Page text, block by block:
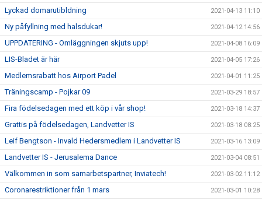
Lyckad domarutibldning 2021-04-13 11:10
Ny påfyllning med halsdukar! 2021-04-12 14:56
UPPDATERING - Omläggningen skjuts upp! 2021-04-08 16:09
LIS-Bladet är här 2021-04-05 17:26
Medlemsrabatt hos Airport Padel 2021-04-01 11:25
Träningscamp - Pojkar 09 2021-03-29 18:57
Fira födelsedagen med ett köp i vår shop! 2021-03-18 14:37
Grattis på födelsedagen, Landvetter IS 2021-03-18 08:25
Leif Bengtson - Invald Hedersmedlem i Landvetter IS 2021-03-16 13:09
Landvetter IS - Jerusalema Dance 2021-03-04 08:51
Välkommen in som samarbetspartner, Inviatech! 2021-03-02 11:12
Coronarestriktioner från 1 mars 2021-03-01 10:28